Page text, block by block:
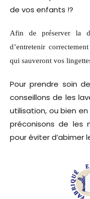
de vos enfants !?
Afin de préserver la
d’entretenir
qui sauveront vos
Pour prendre soin
conseillons de les
utilisation, ou bien
préconisons de
pour éviter d’abimer